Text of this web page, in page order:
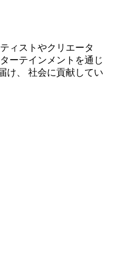
ィストやクリエータ
ーテインメントを通じ
け、 社会に貢献してい